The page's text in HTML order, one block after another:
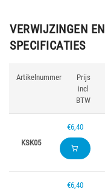
VERWIJZINGEN EN
SPECIFICATIES
Artikelnummer
Prijs
incl
BTW
KSK05
€6,40
€6,40